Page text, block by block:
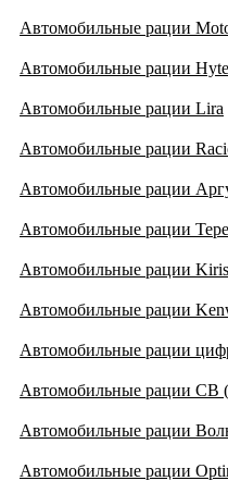
Автомобильные рации
Автомобильные рации
Автомобильные рации Lira
Автомобильные рации
Автомобильные рации
Автомобильные рации
Автомобильные рации
Автомобильные рации
Автомобильные рации
Автомобильные рации CB
Автомобильные рации
Автомобильные рации